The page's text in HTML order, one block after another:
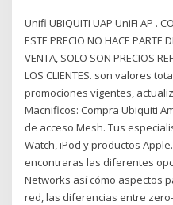
Unifi UBIQUITI UAP UniFi AP .
ESTE PRECIO NO HACE PARTE
VENTA, SOLO SON PRECIOS
LOS CLIENTES. son valores
promociones vigentes,
Macnificos: Compra Ubiquiti
de acceso Mesh. Tus
Watch, iPod y productos
encontraras las diferentes
Networks así cómo aspectos
red, las diferencias entre